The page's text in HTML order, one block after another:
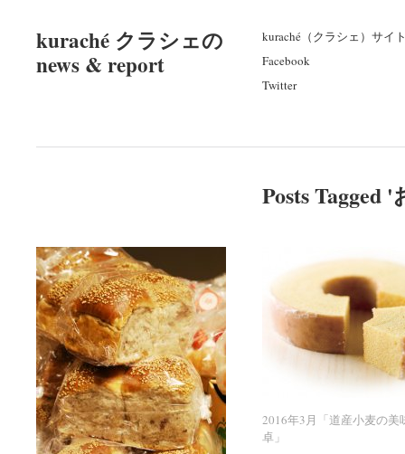
kuraché クラシェの
news & report
kuraché（クラシェ）サイ
Facebook
Twitter
Posts Tagged '
2016年3月「道産小麦の美
卓」
2016年3月「道産小麦の美
卓」